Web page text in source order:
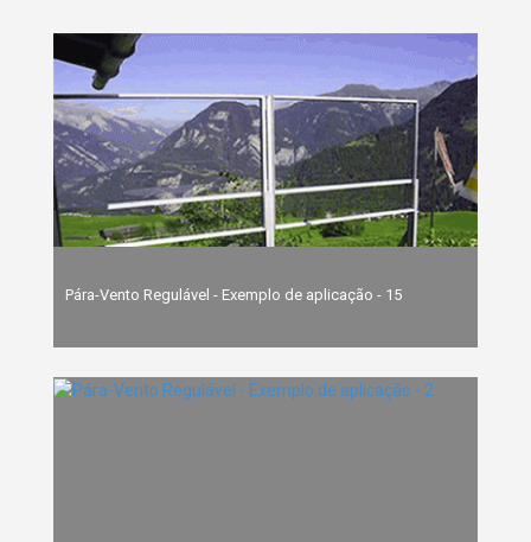
Pára-Vento Regulável - Exemplo de aplicação - 15